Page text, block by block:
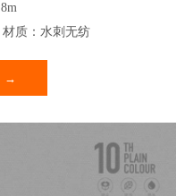
质：水刺无纺